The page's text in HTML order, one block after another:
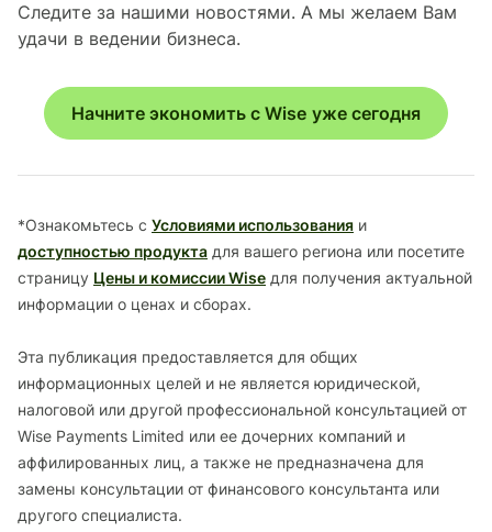
Следите за нашими новостями. А мы желаем Вам
удачи в ведении бизнеса.
Начните экономить с Wise уже сегодня
*Ознакомьтесь с Условиями использования и
доступностью продукта для вашего региона или посетите
страницу Цены и комиссии Wise для получения актуальной
информации о ценах и сборах.
Эта публикация предоставляется для общих
информационных целей и не является юридической,
налоговой или другой профессиональной консультацией от
Wise Payments Limited или ее дочерних компаний и
аффилированных лиц, а также не предназначена для
замены консультации от финансового консультанта или
другого специалиста.